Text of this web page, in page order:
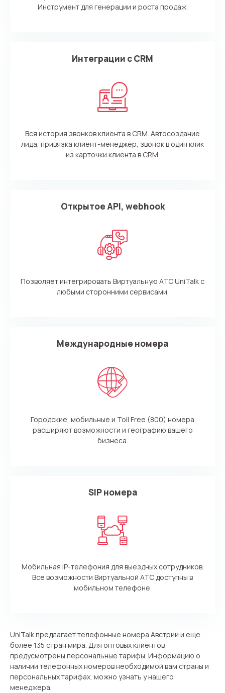
Инструмент для генерации и роста продаж.
Интеграции с CRM
Вся история звонков клиента в CRM. Автосоздание
лида, привязка клиент-менеджер, звонок в один клик
из карточки клиента в СRM.
Открытое API, webhook
Позволяет интегрировать Виртуальную АТС UniTalk с
любыми сторонними сервисами.
Международные номера
Городские, мобильные и Toll Free (800) номера
расширяют возможности и географию вашего
бизнеса.
SIP номера
Мобильная IP-телефония для выездных сотрудников.
Все возможности Виртуальной АТС доступны в
мобильном телефоне.
UniTalk предлагает телефонные номера Австрии и еще
более 135 стран мира. Для оптовых клиентов
предусмотрены персональные тарифы. Информацию о
наличии телефонных номеров необходимой вам страны и
персональных тарифах, можно узнать у нашего
менеджера.